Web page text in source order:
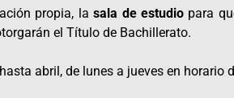
propia, lasala de estudiopara
el Título de Bachillerato.
abril, de lunes a jueves en horario